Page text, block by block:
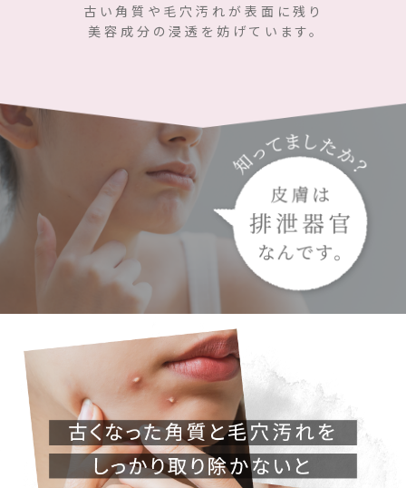
古い角質や毛穴汚れが表面に残り
美容成分の浸透を妨げています。